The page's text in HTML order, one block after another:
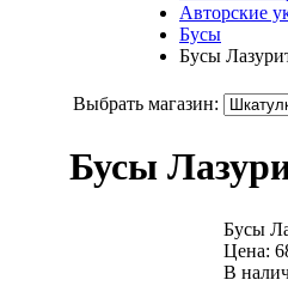
Авторские
Бусы
Бусы
Выбрать магазин:
Бусы
Бусы
Цена:
В